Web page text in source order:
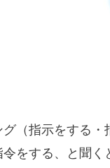
グ（指示をする
をする、と聞